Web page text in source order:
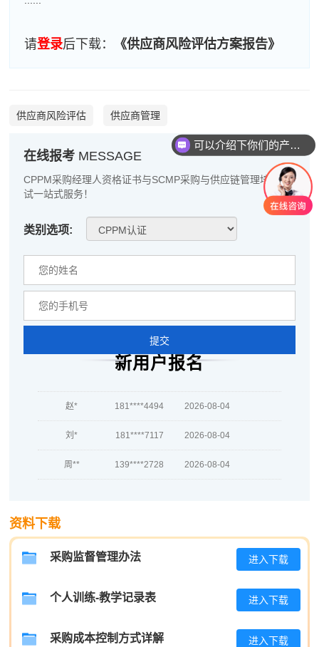
请登录后下载： 《供应商风险评估方案报告》
供应商风险评估 供应商管理
在线报考 MESSAGE
CPPM采购经理人资格证书与SCMP采购与供应链管理培训考
试一站式服务！
类别选项:
提交
新用户报名
陈* 133****4975 2026-08-06
王** 137****8813
2026-08-05
李*
孔** 133****8126 2026-08-05
越* 186****3622 2026-08-05
何** 189****5193 2026-08-05
蒋*
189****4738
186****7963 2026-08-05
赵* 181****4494 2026-08-04
刘* 181****7117 2026-08-04
周** 139****2728 2026-08-04
李** 186****5966
王** 137****8813
资料下载
采购监督管理办法 进入下载
个人训练-教学记录表 进入下载
采购成本控制方式详解 进入下载
可以介绍下你们的产品么